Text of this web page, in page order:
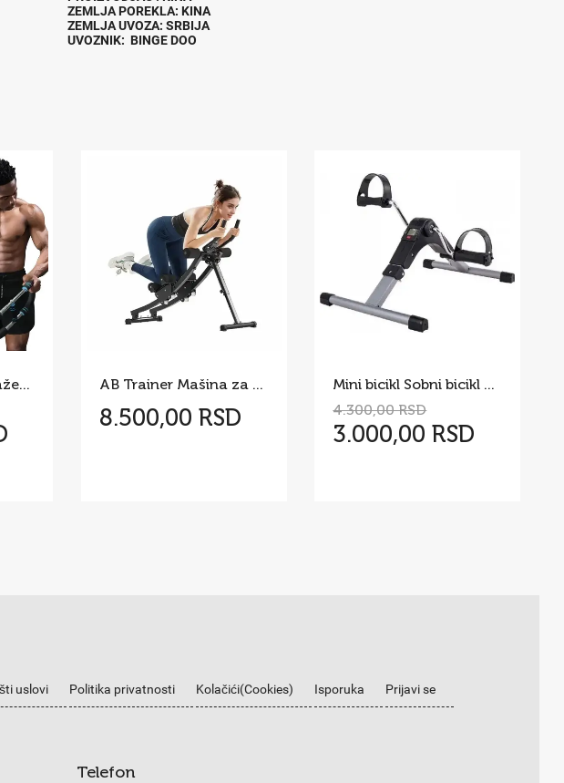
ZEMLJA POREKLA: KINA
ZEMLJA UVOZA: SRBIJA
UVOZNIK: BINGE DOO
MaxStrength Trenažer za Jačanje Celog Tela
AB Trainer Mašina za Trbušnjake 200 kg
8.500,00 RSD
Mini bicikl Sobni bicikl pedale Kucni mini bickl
4.300,00 RSD
3.000,00 RSD
uslovi Politika privatnosti Kolačići(Cookies) Isporuka Prijavi se
Telefon